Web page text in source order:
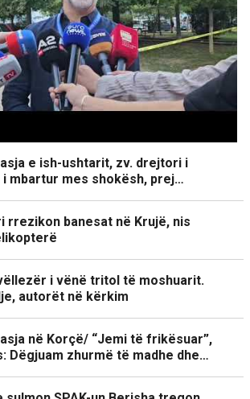
e ish-ushtarit, zv. drejtori i
mbartur mes shokësh, prej…
rrezikon banesat në Krujë, nis
i vënë tritol të moshuarit.
autorët në kërkim
në Korçë/ “Jemi të frikësuar”,
Dëgjuam zhurmë të madhe dhe…